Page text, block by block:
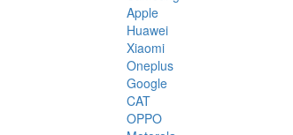
Apple
Huawei
Xiaomi
Oneplus
Google
CAT
OPPO